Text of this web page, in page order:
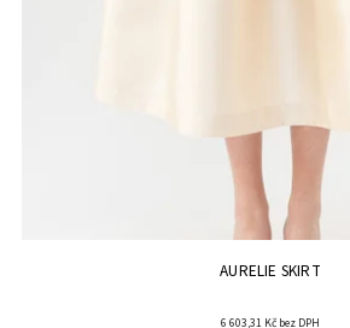
AURELIE SKIRT
6 603,31 Kč bez DPH